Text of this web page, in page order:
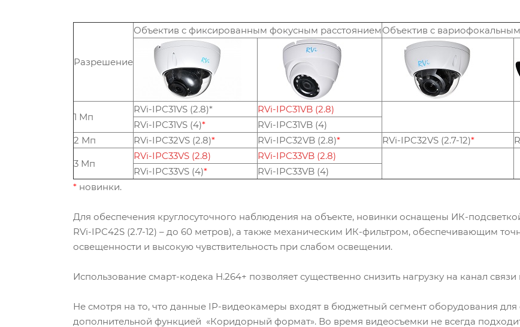
Разрешение
Объектив с фиксированным фокусным расстояниемОбъектив с
1 Мп
RVi-IPC31VS (2.8)*
RVi-IPC31VB (2.8)
RVi-IPC31VS (4)*
RVi-IPC31VB (4)
2 Мп
RVi-IPC32VS (2.8)* RVi-IPC32VB (2.8)* RVi-IPC32VS (2.7-12)*
3 Мп
RVi-IPC33VS (2.8)
RVi-IPC33VB (2.8)
RVi-IPC33VS (4)*
RVi-IPC33VB (4)
* новинки.
Для обеспечения круглосуточного наблюдения на объекте, новинки оснащены ИК-
RVi-IPC42S (2.7-12) – до 60 метров), а также механическим ИК-фильтром, обеспечивающим
освещенности и высокую чувствительность при слабом освещении.
Использование смарт-кодека H.264+ позволяет существенно снизить нагрузку на канал
Не смотря на то, что данные IP-видеокамеры входят в бюджетный сегмент оборудования
дополнительной функцией «Коридорный формат». Во время видеосъемки не всегда